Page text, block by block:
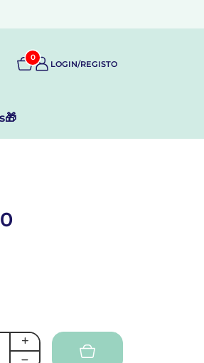
0
LOGIN/REGISTO